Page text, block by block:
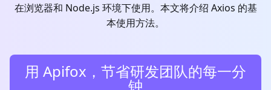
在浏览器和 Node.js 环境下使用。本文将介绍 Axios 的基
本使用方法。
用 Apifox，节省研发团队的每一分
钟